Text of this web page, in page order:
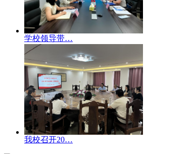
学校领导带…
我校召开20…